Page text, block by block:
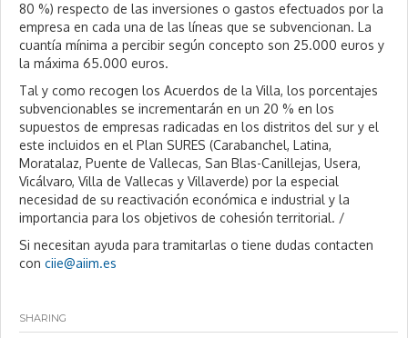
80 %) respecto de las inversiones o gastos efectuados por la
empresa en cada una de las líneas que se subvencionan. La
cuantía mínima a percibir según concepto son 25.000 euros y
la máxima 65.000 euros.
Tal y como recogen los Acuerdos de la Villa, los porcentajes
subvencionables se incrementarán en un 20 % en los
supuestos de empresas radicadas en los distritos del sur y el
este incluidos en el Plan SURES (Carabanchel, Latina,
Moratalaz, Puente de Vallecas, San Blas-Canillejas, Usera,
Vicálvaro, Villa de Vallecas y Villaverde) por la especial
necesidad de su reactivación económica e industrial y la
importancia para los objetivos de cohesión territorial. /
Si necesitan ayuda para tramitarlas o tiene dudas contacten
con ciie@aiim.es
SHARING